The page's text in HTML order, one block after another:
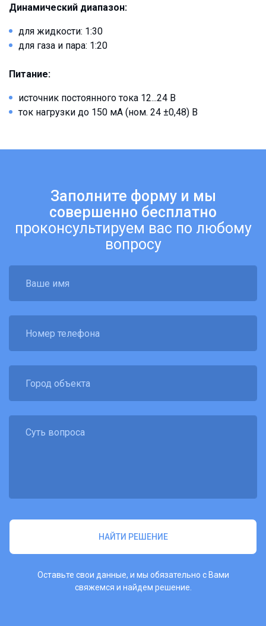
Динамический диапазон:
для жидкости: 1:30
для газа и пара: 1:20
Питание:
источник постоянного тока 12...24 В
ток нагрузки до 150 мА (ном. 24 ±0,48) В
Заполните форму и мы
совершенно бесплатно
проконсультируем вас по любому
вопросу
НАЙТИ РЕШЕНИЕ
Оставьте свои данные, и мы обязательно с Вами
свяжемся и найдем решение.